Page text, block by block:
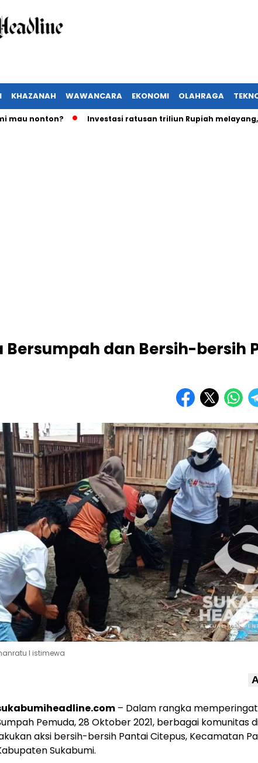
KHAZANAH WAWANCARA EKONOMI OLAHRAGA
Investasi ratusan triliun Rupiah melayang,
Bersumpah dan Bersih-bersih
I istimewa
A
– Dalam rangka
Pemuda, 28 Oktober 2021, berbagai komunitas
aksi bersih-bersih Pantai Citepus, Kecamatan
Sukabumi.